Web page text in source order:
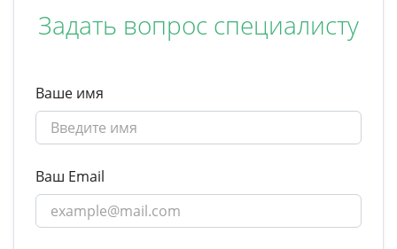
Задать вопрос специалисту
Ваше имя
Ваш Email